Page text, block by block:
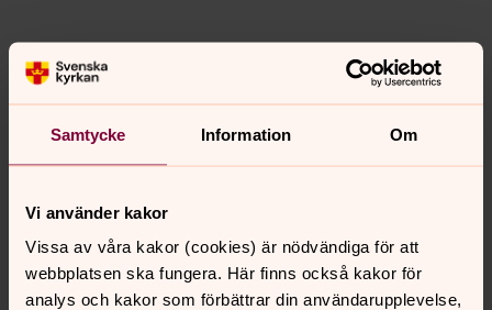
Samtycke Information Om
Vi använder kakor
Vissa av våra kakor (cookies) är nödvändiga för att
webbplatsen ska fungera. Här finns också kakor för
analys och kakor som förbättrar din användarupplevelse,
Riala församling
Musik i Riala kyrka
Musik i Roslagsbro kyrka